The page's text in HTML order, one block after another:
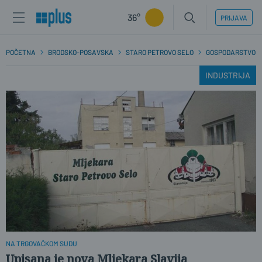
36° PRIJAVA
POČETNA BRODSKO-POSAVSKA STARO PETROVO SELO GOSPODARSTVO
INDUSTRIJA
NA TRGOVAČKOM SUDU
Upisana je nova Mljekara Slavija